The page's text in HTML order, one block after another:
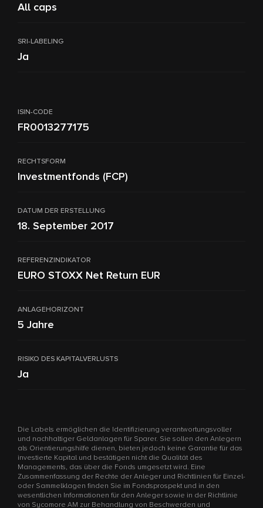
All caps
SRI-LABELING
Ja
ISIN-CODE
FR0013277175
RECHTSFORM
Investmentfonds (FCP)
DATUM DER ERSTELLUNG
18. September 2017
REFERENZINDIKATOR
EURO STOXX Net Return EUR
ANLAGEHORIZONT
5 Jahre
RISIKO DES KAPITALVERLUSTS
Ja
Die Labels ermöglichen die Identifizierung verantwortungsvoller
und nachhaltiger Geldanlagen für Sparer. Sie sollen den Anlegern
als Orientierungshilfe dienen, bieten jedoch keine Garantie für das
investierte Kapital und bestätigen nicht die Qualität des
Managements, das über die Fonds umgesetzt wird. Eine
Zusammenfassung der Rechte der Anleger und Richtlinien für Einzel-
oder Sammelklagen finden Sie im Fondsprospekt und in den
wesentlichen Informationen für den Anleger sowie in der Richtlinie
von Sycomore AM zur Behandlung von Beschwerden und